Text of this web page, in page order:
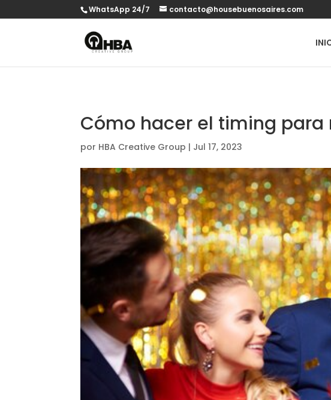
WhatsApp 24/7 contacto@housebuenosaires.com
Cómo hacer el timing para
por HBA Creative Group | Jul 17, 2023